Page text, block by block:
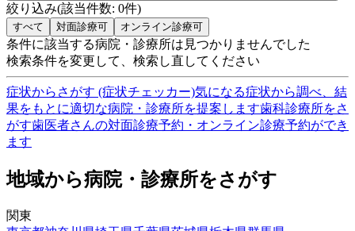
絞り込み(該当件数: 0件)
すべて 対面診療可 オンライン診療可
条件に該当する病院・診療所は見つかりませんでした
検索条件を変更して、検索し直してください
症状からさがす (症状チェッカー)気になる症状から調べ、結
果をもとに適切な病院・診療所を提案します歯科診療所をさ
がす歯医者さんの対面診療予約・オンライン診療予約ができ
ます
地域から病院・診療所をさがす
関東